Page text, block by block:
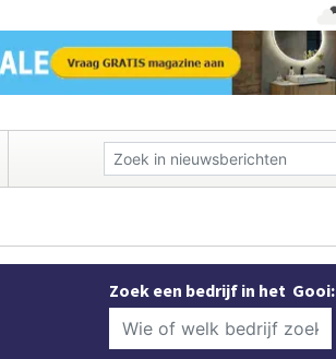
Zoek een bedrijf in het Gooi: